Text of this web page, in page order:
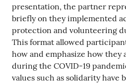
presentation, the partner
briefly on they implemented
protection and volunteering
This format allowed
how and emphasize how
during the COVID-19
values such as solidarity